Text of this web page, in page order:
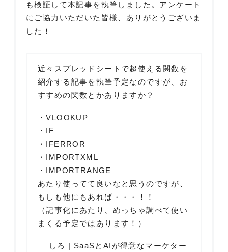
も検証して本記事を執筆しました。アンケート
にご協力いただいた皆様、ありがとうございま
した！
近々スプレッドシートで超使える関数を
紹介する記事を執筆予定なのですが、お
すすめの関数とかありますか？
・VLOOKUP
・IF
・IFERROR
・IMPORTXML
・IMPORTRANGE
あたり使ってて良いなと思うのですが、
もしも他にもあれば・・・！！
（記事化にあたり、めっちゃ調べて使い
まくる予定ではあります！）
— しろ | SaaSとAIが得意なマーケター